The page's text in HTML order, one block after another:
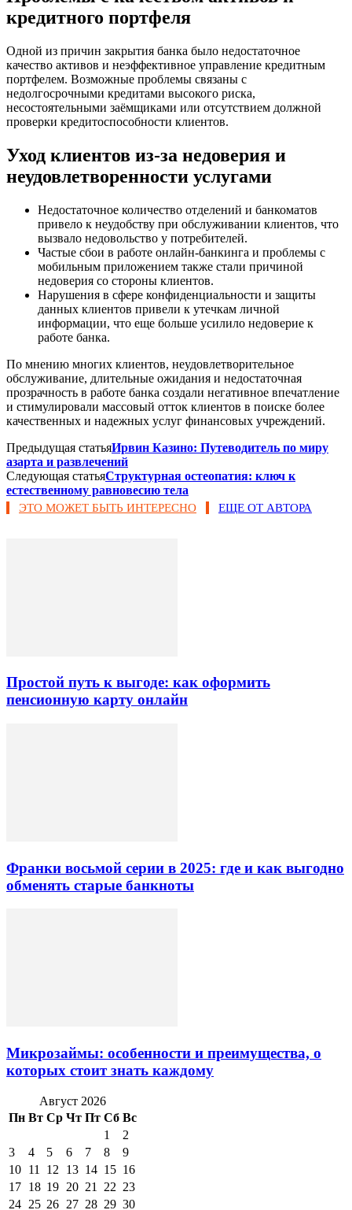
кредитного портфеля
Одной из причин закрытия банка было недостаточное
качество активов и неэффективное управление кредитным
портфелем. Возможные проблемы связаны с
недолгосрочными кредитами высокого риска,
несостоятельными заёмщиками или отсутствием должной
проверки кредитоспособности клиентов.
Уход клиентов из-за недоверия и
неудовлетворенности услугами
Недостаточное количество отделений и банкоматов
привело к неудобству при обслуживании клиентов, что
вызвало недовольство у потребителей.
Частые сбои в работе онлайн-банкинга и проблемы с
мобильным приложением также стали причиной
недоверия со стороны клиентов.
Нарушения в сфере конфиденциальности и защиты
данных клиентов привели к утечкам личной
информации, что еще больше усилило недоверие к
работе банка.
По мнению многих клиентов, неудовлетворительное
обслуживание, длительные ожидания и недостаточная
прозрачность в работе банка создали негативное впечатление
и стимулировали массовый отток клиентов в поиске более
качественных и надежных услуг финансовых учреждений.
Предыдущая статьяИрвин Казино: Путеводитель по миру
азарта и развлечений
Следующая статьяСтруктурная остеопатия: ключ к
естественному равновесию тела
ЭТО МОЖЕТ БЫТЬ ИНТЕРЕСНО ЕЩЕ ОТ АВТОРА
Простой путь к выгоде: как оформить
пенсионную карту онлайн
Франки восьмой серии в 2025: где и как выгодно
обменять старые банкноты
Микрозаймы: особенности и преимущества, о
которых стоит знать каждому
Август 2026
Пн Вт Ср Чт Пт Сб Вс
1
2
3
4 5 6 7 8
9
10 11 12 13 14 15 16
17 18 19 20 21 22 23
24 25 26 27 28 29 30